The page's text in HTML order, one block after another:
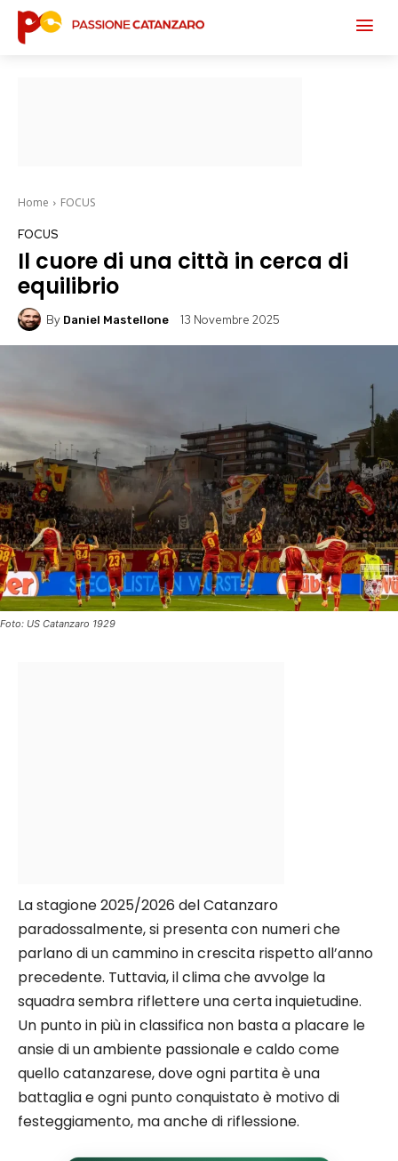
Home FOCUS
FOCUS
Il cuore di una città in cerca di
equilibrio
By Daniel Mastellone 13 Novembre 2025
Foto: US Catanzaro 1929
La stagione 2025/2026 del Catanzaro
paradossalmente, si presenta con numeri che
parlano di un cammino in crescita rispetto all’anno
precedente. Tuttavia, il clima che avvolge la
squadra sembra riflettere una certa inquietudine.
Un punto in più in classifica non basta a placare le
ansie di un ambiente passionale e caldo come
quello catanzarese, dove ogni partita è una
battaglia e ogni punto conquistato è motivo di
festeggiamento, ma anche di riflessione.